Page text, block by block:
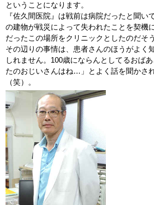
ということになります。
『佐久間医院』は戦前は病院だったと聞い
の建物が戦災によって失われたことを契機
だったこの場所をクリニックとしたのだそ
その辺りの事情は、患者さんのほうがよく
しれません。100歳にならんとしてるおば
たのおじいさんはね…」とよく話を聞かさ
（笑）。